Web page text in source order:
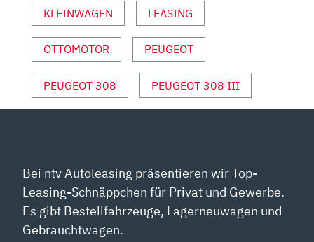
VON
YOUTUBE
ANZEIGEN
KLEINWAGEN LEASING
OTTOMOTOR PEUGEOT
PEUGEOT 308 PEUGEOT 308 III
Bei ntv Autoleasing präsentieren wir Top-
Leasing-Schnäppchen für Privat und Gewerbe.
Es gibt Bestellfahrzeuge, Lagerneuwagen und
Gebrauchtwagen.